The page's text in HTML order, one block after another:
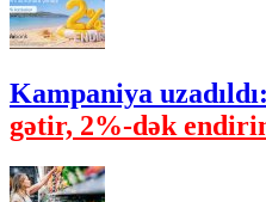
Kampaniya uzadıldı:
gətir, 2%-dək